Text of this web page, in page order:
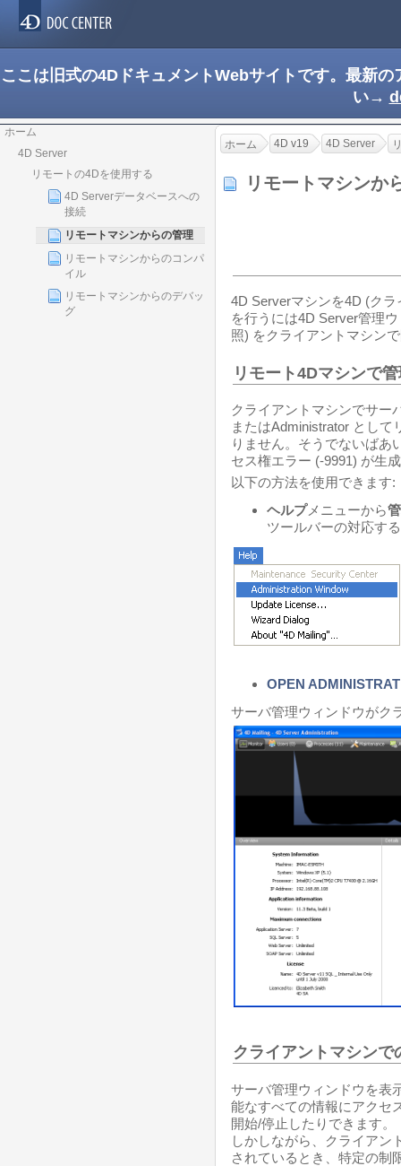
ここは旧式の4DドキュメントWebサイトです。最新
い→
ホーム
4D Server
リモートの4Dを使用する
4D Serverデータベースへの
接続
リモートマシンからの管理
リモートマシンからのコンパ
イル
リモートマシンからのデバッ
グ
ホーム 4D v19 4D Server
リモートマシン
4D Serverマシンを4D (ク
を行うには4D Server管理
照) をクライアントマシン
リモート4Dマシンで
クライアントマシンでサー
またはAdministrator とし
りません。そうでないばあ
セス権エラー (-9991) が生
以下の方法を使用できます:
ヘルプメニューから
ツールバーの対応す
OPEN
サーバ管理ウィンドウがク
クライアントマシン
サーバ管理ウィンドウを表
能なすべての情報にアクセ
開始/停止したりできます。
しかしながら、クライアン
されているとき、特定の制